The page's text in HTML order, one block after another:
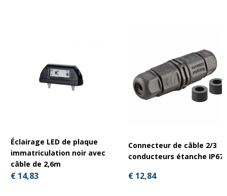
Éclairage LED de plaque
immatriculation noir avec
câble de 2,6m
€ 14,83
Connecteur de câble 2/3
conducteurs étanche IP67
€ 12,84